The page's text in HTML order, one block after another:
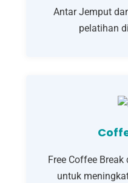
Antar Jemput
pelatihan
Free Coffee
untuk